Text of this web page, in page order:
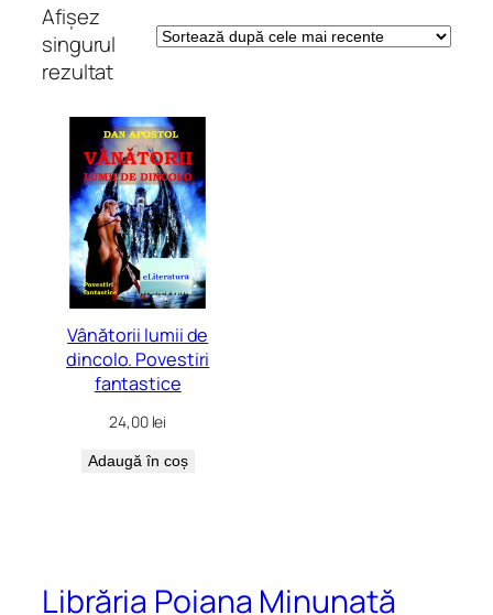
Afișez
singurul
rezultat
Vânătorii lumii de
dincolo. Povestiri
fantastice
24,00 lei
Adaugă în coș
Librăria Poiana Minunată